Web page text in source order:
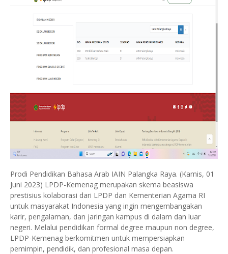
Prodi Pendidikan Bahasa Arab IAIN Palangka Raya. (Kamis, 01
Juni 2023) LPDP-Kemenag merupakan skema beasiswa
prestisius kolaborasi dari LPDP dan Kementerian Agama RI
untuk masyarakat Indonesia yang ingin mengembangakan
karir, pengalaman, dan jaringan kampus di dalam dan luar
negeri. Melalui pendidikan formal degree maupun non degree,
LPDP-Kemenag berkomitmen untuk mempersiapkan
pemimpin, pendidik, dan profesional masa depan.